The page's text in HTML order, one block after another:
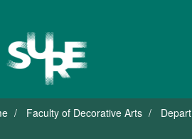
Faculty of Decorative Arts